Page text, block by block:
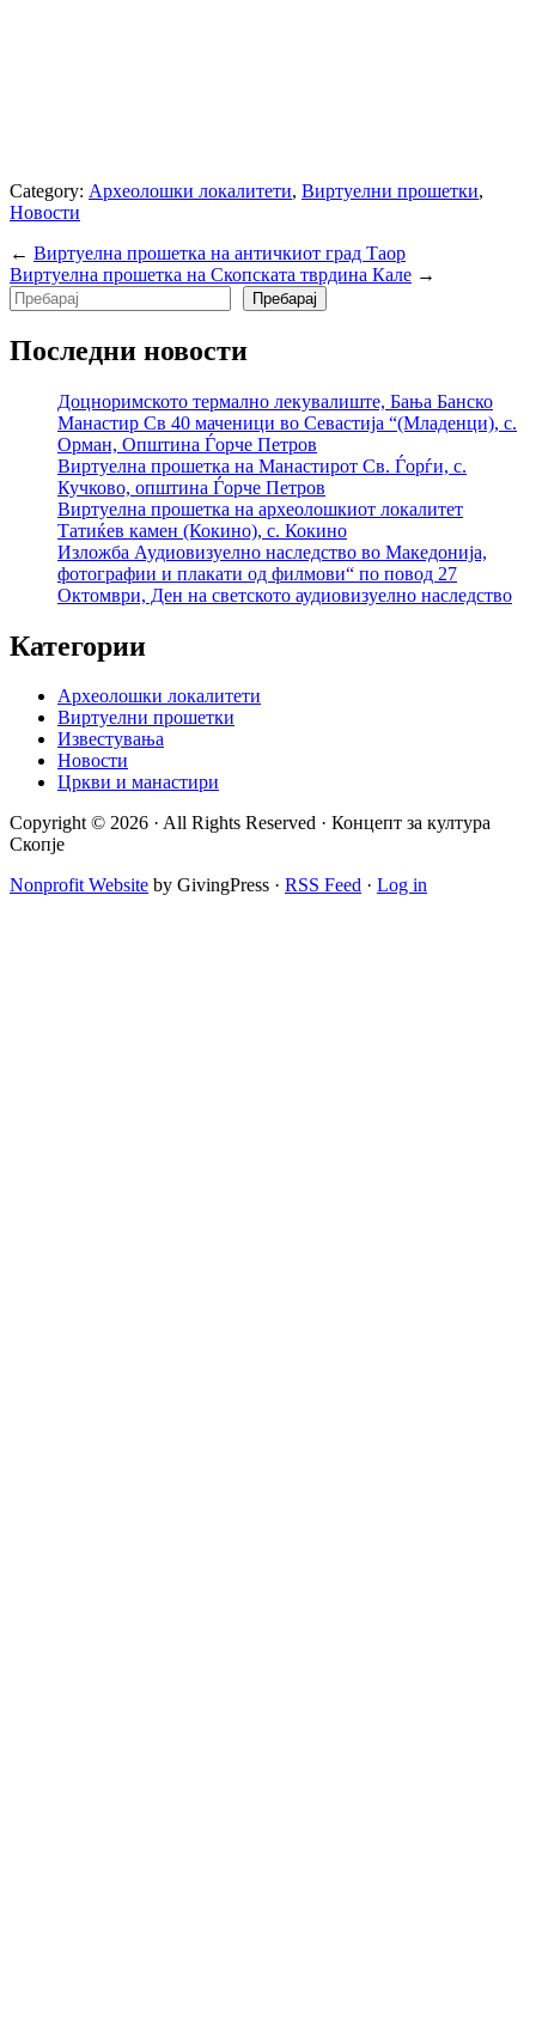
Category: Археолошки локалитети, Виртуелни прошетки,
Новости
← Виртуелна прошетка на античкиот град Таор
Виртуелна прошетка на Скопската тврдина Кале →
Search
Пребарај
Последни новости
Доцноримското термално лекувалиште, Бања Банско
Манастир Св 40 маченици во Севастија “(Младенци), с.
Орман, Општина Ѓорче Петров
Виртуелна прошетка на Манастирот Св. Ѓорѓи, с.
Кучково, општина Ѓорче Петров
Виртуелна прошетка на археолошкиот локалитет
Татиќев камен (Кокино), с. Кокино
Изложба Аудиовизуелно наследство во Македонија,
фотографии и плакати од филмови“ по повод 27
Октомври, Ден на светското аудиовизуелно наследство
Категории
Археолошки локалитети
Виртуелни прошетки
Известувања
Новости
Цркви и манастири
Copyright © 2026 · All Rights Reserved · Концепт за култура
Скопје
Nonprofit Website by GivingPress · RSS Feed · Log in